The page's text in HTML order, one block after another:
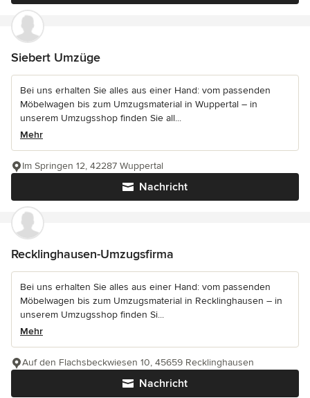
Siebert Umzüge
Bei uns erhalten Sie alles aus einer Hand: vom passenden
Möbelwagen bis zum Umzugsmaterial in Wuppertal – in
unserem Umzugsshop finden Sie all...
Mehr
Nachricht
Im Springen 12, 42287 Wuppertal
Recklinghausen-Umzugsfirma
Bei uns erhalten Sie alles aus einer Hand: vom passenden
Möbelwagen bis zum Umzugsmaterial in Recklinghausen – in
unserem Umzugsshop finden Si...
Mehr
Nachricht
Auf den Flachsbeckwiesen 10, 45659 Recklinghausen